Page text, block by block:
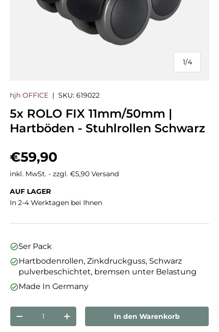
1/
von
4
hjh OFFICE | SKU: 619022
5x ROLO FIX 11mm/50mm |
Hartböden - Stuhlrollen Schwarz
Normaler Preis
€59,90
inkl. MwSt. - zzgl. €5,90 Versand
AUF LAGER
In 2-4 Werktagen bei Ihnen
5er Pack
Hartbodenrollen, Zinkdruckguss, Schwarz
pulverbeschichtet, bremsen unter Belastung
Made In Germany
Anzahl
Menge verringernMenge erhöhenIn den Warenkorb